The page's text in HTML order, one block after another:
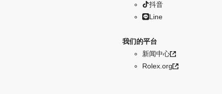
抖音
Line
我们的平台
新闻中心
Rolex.org